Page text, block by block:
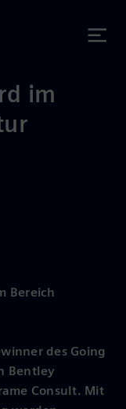
im
Bereich
des Going
Bentley
Consult. Mit